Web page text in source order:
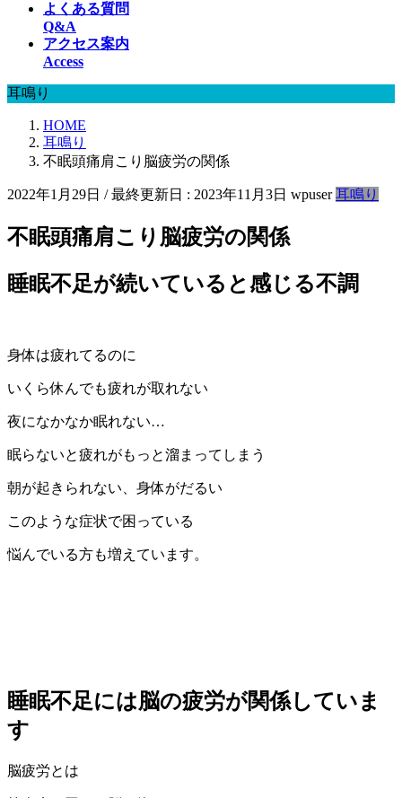
よくある質問
Q&A
アクセス案内
Access
耳鳴り
HOME
耳鳴り
不眠頭痛肩こり脳疲労の関係
2022年1月29日 / 最終更新日 : 2023年11月3日 wpuser 耳鳴り
不眠頭痛肩こり脳疲労の関係
睡眠不足が続いていると感じる不調
身体は疲れてるのに
いくら休んでも疲れが取れない
夜になかなか眠れない…
眠らないと疲れがもっと溜まってしまう
朝が起きられない、身体がだるい
このような症状で困っている
悩んでいる方も増えています。
睡眠不足には脳の疲労が関係していま
す
脳疲労とは